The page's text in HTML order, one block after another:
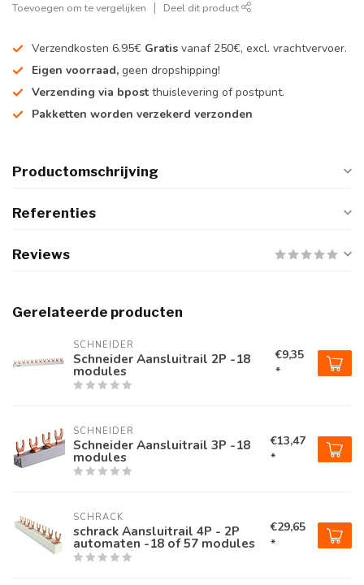
Toevoegen om te vergelijken Deel dit product
Verzendkosten 6.95€ Gratis vanaf 250€, excl. vrachtvervoer.
Eigen voorraad, geen dropshipping!
Verzending via bpost thuislevering of postpunt.
Pakketten worden verzekerd verzonden
Productomschrijving
Referenties
Reviews
Gerelateerde producten
SCHNEIDER
Schneider Aansluitrail 2P -18
modules
€9,35
*
SCHNEIDER
Schneider Aansluitrail 3P -18
modules
€13,47
*
SCHRACK
schrack Aansluitrail 4P - 2P
automaten -18 of 57 modules
€29,65
*